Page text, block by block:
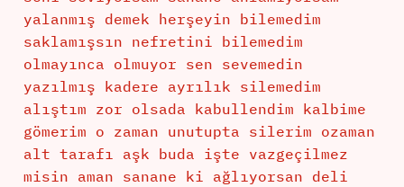
yalanmış demek herşeyin bilemedim
saklamışsın nefretini bilemedim
olmayınca olmuyor sen sevemedin
yazılmış kadere ayrılık silemedim
alıştım zor olsada kabullendim kalbime
gömerim o zaman unutupta silerim ozaman
alt tarafı aşk buda işte vazgeçilmez
misin aman sanane ki ağlıyorsan deli